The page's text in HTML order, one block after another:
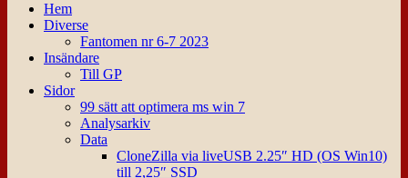
Hem
Diverse
Fantomen nr 6-7 2023
Insändare
Till GP
Sidor
99 sätt att optimera ms win 7
Analysarkiv
Data
CloneZilla via liveUSB 2.25″ HD (OS Win10)
till 2,25″ SSD